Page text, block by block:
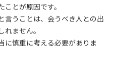
とが原因です。
言うことは、会うべき人との出
ません。
に慎重に考える必要がありま